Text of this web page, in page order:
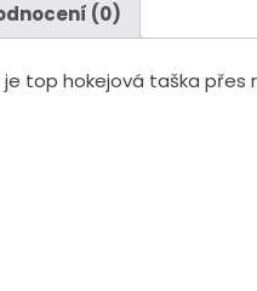
(0)
je top hokejová taška